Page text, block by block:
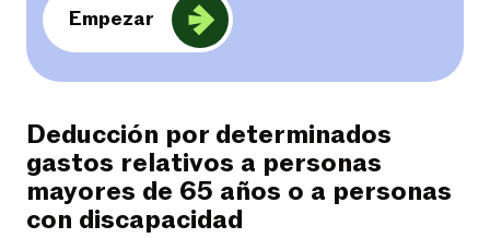
Empezar
Deducción por determinados
gastos relativos a personas
mayores de 65 años o a personas
con discapacidad